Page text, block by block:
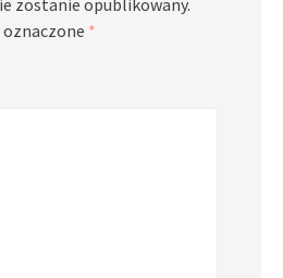
zostanie opublikowany.
*